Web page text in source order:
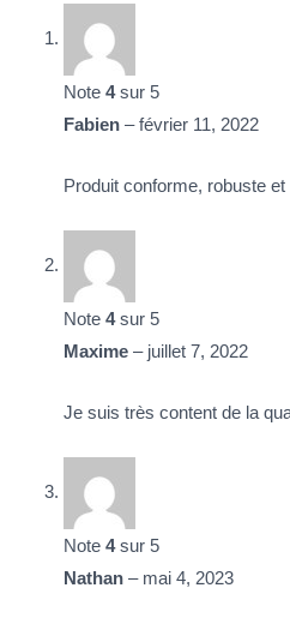
Note4sur 5
Fabien– février 11, 2022
Produit conforme, robuste et
Note4sur 5
Maxime– juillet 7, 2022
Je suis très content de la
Note4sur 5
Nathan– mai 4, 2023